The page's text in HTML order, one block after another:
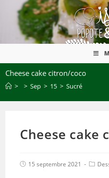
Cheese cake citron/coco
> > Sep > 15 > Sucré
Cheese cake
15 septembre 2021